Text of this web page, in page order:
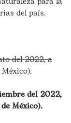
del país.
del 2022, a
del 2022,
México).